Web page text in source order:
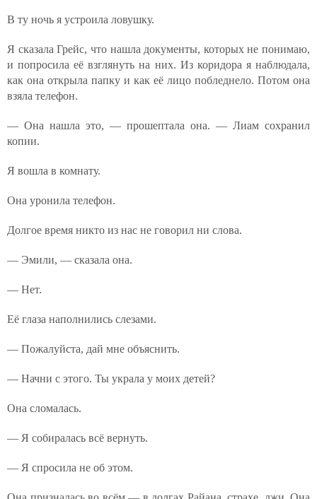
В ту ночь я устроила ловушку.
Я сказала Грейс, что нашла документы, которых не понимаю,
и попросила её взглянуть на них. Из коридора я наблюдала,
как она открыла папку и как её лицо побледнело. Потом она
взяла телефон.
— Она нашла это, — прошептала она. — Лиам сохранил
копии.
Я вошла в комнату.
Она уронила телефон.
Долгое время никто из нас не говорил ни слова.
— Эмили, — сказала она.
— Нет.
Её глаза наполнились слезами.
— Пожалуйста, дай мне объяснить.
— Начни с этого. Ты украла у моих детей?
Она сломалась.
— Я собиралась всё вернуть.
— Я спросила не об этом.